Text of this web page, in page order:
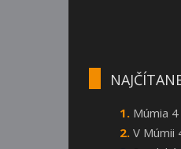
Múmia
V Múmii